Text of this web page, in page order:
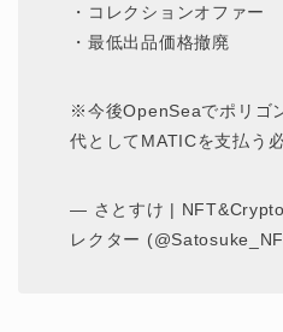
・コレクションオファー
・最低出品価格撤廃
※今後OpenSeaでポリゴ
代としてMATICを支払う
— さとすけ |
レクター